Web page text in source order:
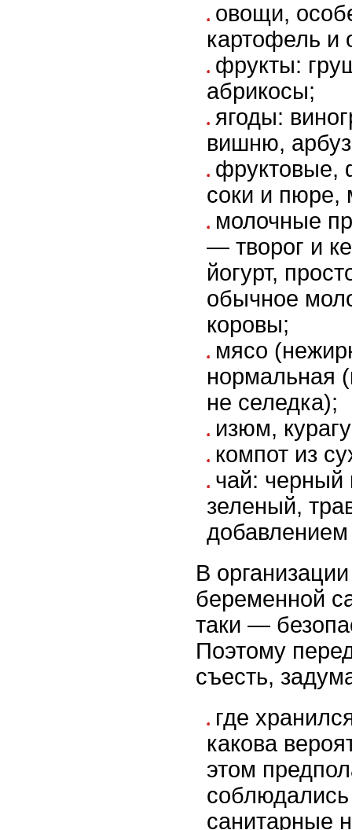
овощи,
картофель и
фрукты:
абрикосы;
ягоды:
вишню,
фруктовые,
соки и пюре,
молочные
— творог и
йогурт,
обычное
коровы;
мясо
нормальная
не селедка);
изюм,
компот из
чай: черный
зеленый,
В
беременной
таки —
Поэтому
съесть,
где
какова
этом
санитарные